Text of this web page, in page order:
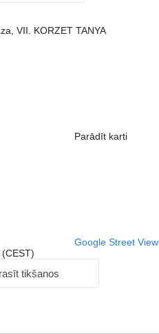
VII. KORZET TANYA
Parādīt karti
Google Street View
tikšanos